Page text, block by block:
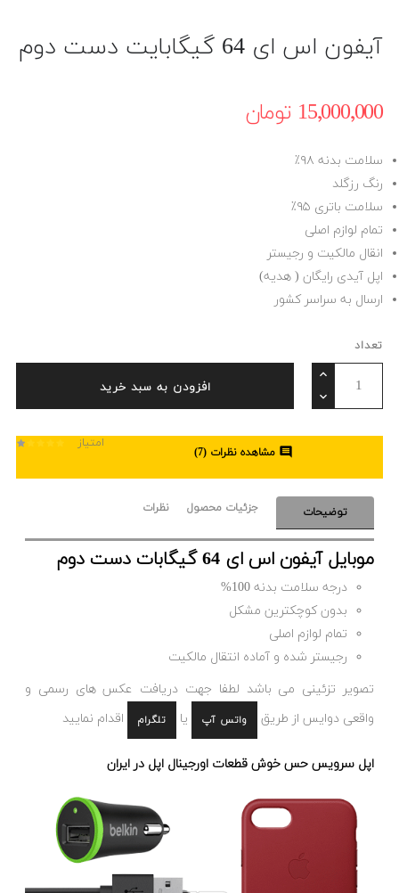
آیفون اس ای 64 گیگابایت دست دوم
15٬000٬000 ‎تومان
سلامت بدنه ۹۸٪
رنگ رزگلد
سلامت باتری ۹۵٪
تمام لوازم اصلی
انقال مالکیت و رجیستر
اپل آیدی رایگان ( هدیه)
ارسال به سراسر کشور
تعداد
افزودن به سبد خرید
امتیاز
 مشاهده نظرات (7
)
توضیحات جزئیات محصول نظرات
موبایل آیفون اس ای 64 گیگابات دست دوم
درجه سلامت بدنه 100%
بدون کوچکترین مشکل
تمام لوازم اصلی
رجیستر شده و آماده انتقال مالکیت
تصویر تزئینی می باشد لطفا جهت دریافت عکس های رسمی و
واقعی دوایس از طریق
واتس آپ یا تلگرام اقدام نمایید
اپل سرویس حس خوش قطعات اورجینال اپل در ایران